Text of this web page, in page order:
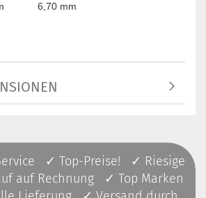
6,70 mm
✓ Top-Preise! ✓ Riesige
auf Rechnung ✓ Top Marken